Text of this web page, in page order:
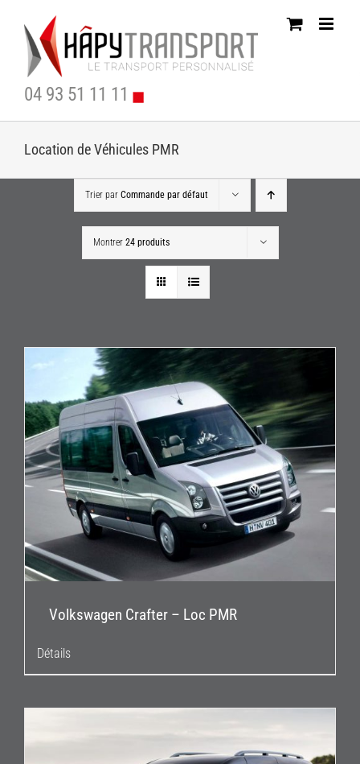
contenu
04 93 51 11 11
Location de Véhicules PMR
Trier par Commande par défaut
Montrer 24 produits
Volkswagen Crafter – Loc PMR
Détails